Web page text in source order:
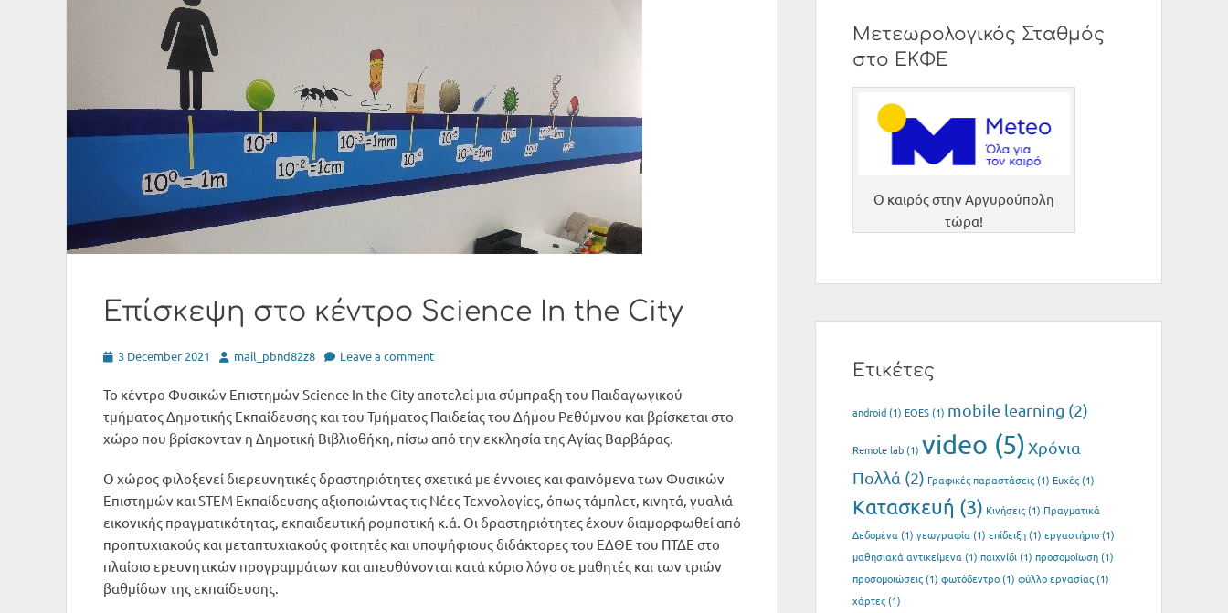
Επίσκεψη στο κέντρο Science Ιn the City
Posted
3 December 2021 Author
mail_pbnd82z8 Leave a comment
To κέντρο Φυσικών Επιστημών Science In the City αποτελεί μια σύμπραξη του Παιδαγωγικού
τμήματος Δημοτικής Εκπαίδευσης και του Τμήματος Παιδείας του Δήμου Ρεθύμνου και βρίσκεται στο
χώρο που βρίσκονταν η Δημοτική Βιβλιοθήκη, πίσω από την εκκλησία της Αγίας Βαρβάρας.
Ο χώρος φιλοξενεί διερευνητικές δραστηριότητες σχετικά με έννοιες και φαινόμενα των Φυσικών
Επιστημών και STEM Εκπαίδευσης αξιοποιώντας τις Νέες Τεχνολογίες, όπως τάμπλετ, κινητά, γυαλιά
εικονικής πραγματικότητας, εκπαιδευτική ρομποτική κ.ά. Οι δραστηριότητες έχουν διαμορφωθεί από
προπτυχιακούς και μεταπτυχιακούς φοιτητές και υποψήφιους διδάκτορες του ΕΔΘΕ του ΠΤΔΕ στο
πλαίσιο ερευνητικών προγραμμάτων και απευθύνονται κατά κύριο λόγο σε μαθητές και των τριών
βαθμίδων της εκπαίδευσης.
Μετεωρολογικός Σταθμός
στο ΕΚΦΕ
O καιρός στην Αργυρούπολη
τώρα!
Ετικέτες
android(1) EOES(1) mobile learning (2)
Remote lab(1) video (5)Xρόνια
Πολλά (2) Γραφικές παραστάσεις(1) Ευχές(1)
Κατασκευή (3) Κινήσεις(1) Πραγματικά
Δεδομένα (1) γεωγραφία (1) επίδειξη(1) εργαστήριο(1)
μαθησιακά αντικείμενα (1) παιχνίδι(1) προσομοίωση(1)
προσομοιώσεις(1) φωτόδεντρο(1) φύλλο εργασίας(1)
χάρτες(1)